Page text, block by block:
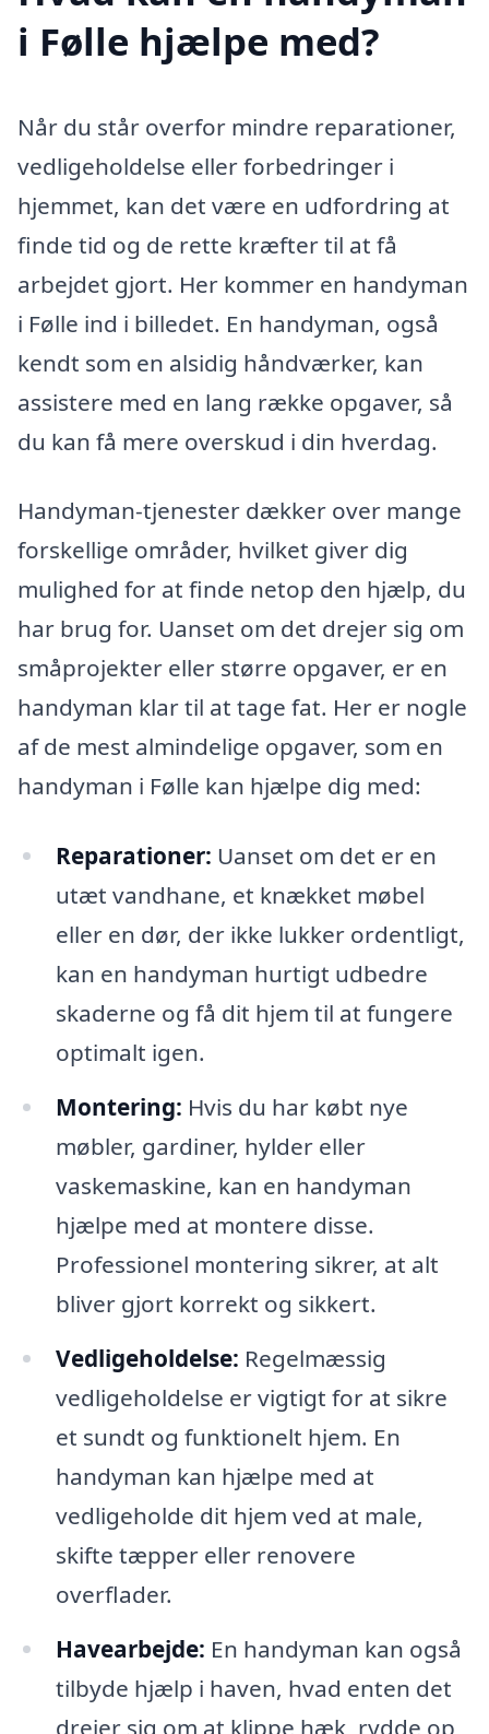
i Følle hjælpe med?
Når du står overfor mindre reparationer,
vedligeholdelse eller forbedringer i
hjemmet, kan det være en udfordring at
finde tid og de rette kræfter til at få
arbejdet gjort. Her kommer en handyman
i Følle ind i billedet. En handyman, også
kendt som en alsidig håndværker, kan
assistere med en lang række opgaver, så
du kan få mere overskud i din hverdag.
Handyman-tjenester dækker over mange
forskellige områder, hvilket giver dig
mulighed for at finde netop den hjælp, du
har brug for. Uanset om det drejer sig om
småprojekter eller større opgaver, er en
handyman klar til at tage fat. Her er nogle
af de mest almindelige opgaver, som en
handyman i Følle kan hjælpe dig med:
Reparationer: Uanset om det er en
utæt vandhane, et knækket møbel
eller en dør, der ikke lukker ordentligt,
kan en handyman hurtigt udbedre
skaderne og få dit hjem til at fungere
optimalt igen.
Montering: Hvis du har købt nye
møbler, gardiner, hylder eller
vaskemaskine, kan en handyman
hjælpe med at montere disse.
Professionel montering sikrer, at alt
bliver gjort korrekt og sikkert.
Vedligeholdelse: Regelmæssig
vedligeholdelse er vigtigt for at sikre
et sundt og funktionelt hjem. En
handyman kan hjælpe med at
vedligeholde dit hjem ved at male,
skifte tæpper eller renovere
overflader.
Havearbejde: En handyman kan også
tilbyde hjælp i haven, hvad enten det
drejer sig om at klippe hæk, rydde op